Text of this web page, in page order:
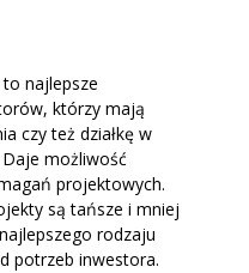
najlepsze
którzy mają
czy też działkę w
możliwość
projektowych.
są tańsze i mniej
rodzaju
potrzeb inwestora.